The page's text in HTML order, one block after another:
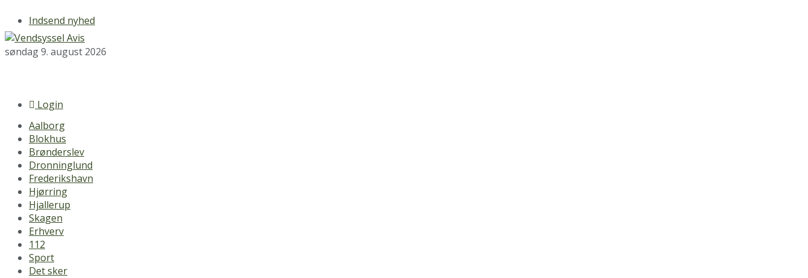
Indsend nyhed
søndag 9. august 2026
Login
Aalborg
Blokhus
Brønderslev
Dronninglund
Frederikshavn
Hjørring
Hjallerup
Skagen
Erhverv
112
Sport
Det sker